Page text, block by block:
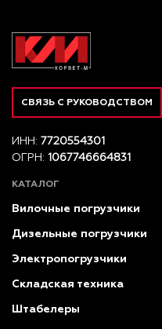
СВЯЗЬ С РУКОВОДСТВОМ
ИНН: 7720554301
ОГРН: 1067746664831
КАТАЛОГ
Вилочные погрузчики
Дизельные погрузчики
Электропогрузчики
Складская техника
Штабелеры